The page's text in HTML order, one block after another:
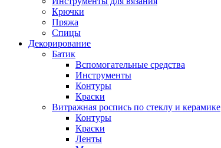
Крючки
Пряжа
Спицы
Декорирование
Батик
Вспомогательные средства
Инструменты
Контуры
Краски
Витражная роспись по стеклу и керамике
Контуры
Краски
Ленты